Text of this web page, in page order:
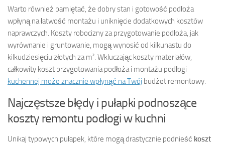
Warto również pamiętać, że dobry stan i gotowość podłoża
wpłyną na łatwość montażu i uniknięcie dodatkowych kosztów
naprawczych. Koszty robocizny za przygotowanie podłoża, jak
wyrównanie i gruntowanie, mogą wynosić od kilkunastu do
kilkudziesięciu złotych za m². Wkluczając koszty materiałów,
całkowity koszt przygotowania podłoża i montażu podłogi
kuchennej może znacznie wpłynąć na Twój budżet remontowy.
Najczęstsze błędy i pułapki podnoszące
koszty remontu podłogi w kuchni
Unikaj typowych pułapek, które mogą drastycznie podnieść koszt